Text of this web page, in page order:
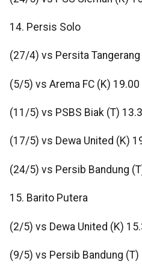
14. Persis Solo
(27/4) vs Persita
(5/5) vs Arema FC (K) 19.00
(11/5) vs PSBS Biak (T)
(17/5) vs Dewa United (K)
(24/5) vs Persib Bandung
15. Barito Putera
(2/5) vs Dewa United (K)
(9/5) vs Persib Bandung (T)